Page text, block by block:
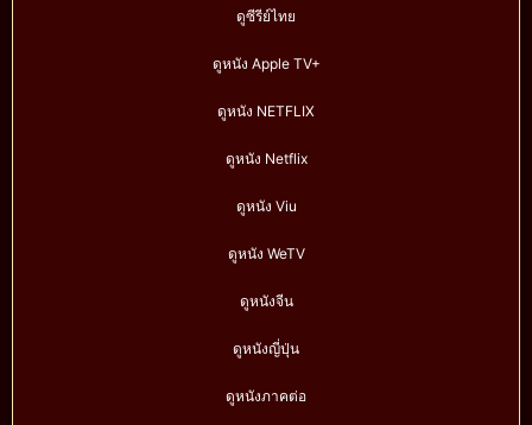
ดูซีรีย์ไทย
ดูหนัง Apple TV+
ดูหนัง NETFLIX
ดูหนัง Netflix
ดูหนัง Viu
ดูหนัง WeTV
ดูหนังจีน
ดูหนังญี่ปุ่น
ดูหนังภาคต่อ